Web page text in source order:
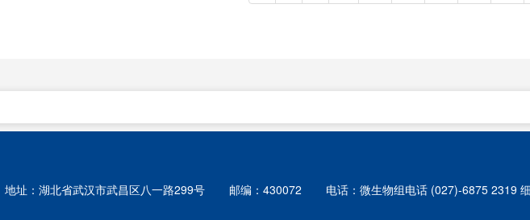
地址：湖北省武汉市武昌区八一路299号 邮编：430072 电话：微生物组电话 (027)-6875 2319